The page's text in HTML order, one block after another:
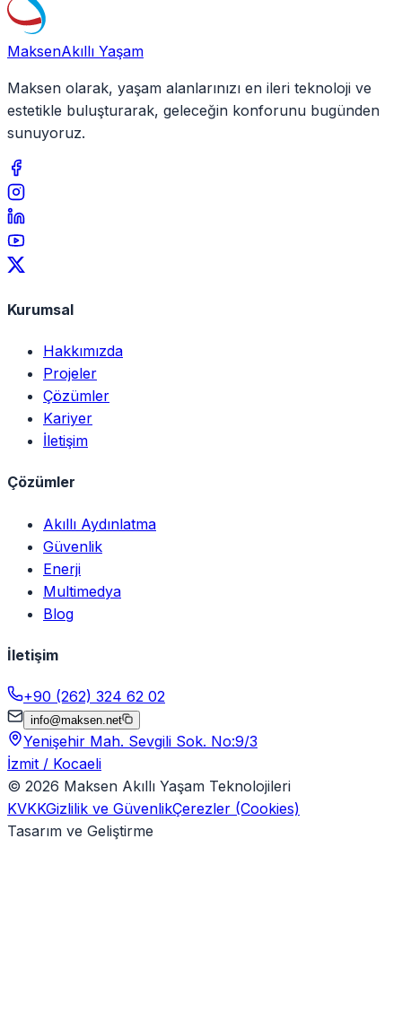
MaksenAkıllı Yaşam
Maksen olarak, yaşam alanlarınızı en ileri teknoloji ve
estetikle buluşturarak, geleceğin konforunu bugünden
sunuyoruz.
Kurumsal
Hakkımızda
Projeler
Çözümler
Kariyer
İletişim
Çözümler
Akıllı Aydınlatma
Güvenlik
Enerji
Multimedya
Blog
İletişim
+90 (262) 324 62 02
info@maksen.net
Yenişehir Mah. Sevgili Sok. No:9/3
İzmit / Kocaeli
© 2026 Maksen Akıllı Yaşam Teknolojileri
KVKKGizlilik ve GüvenlikÇerezler (Cookies)
Tasarım ve Geliştirme